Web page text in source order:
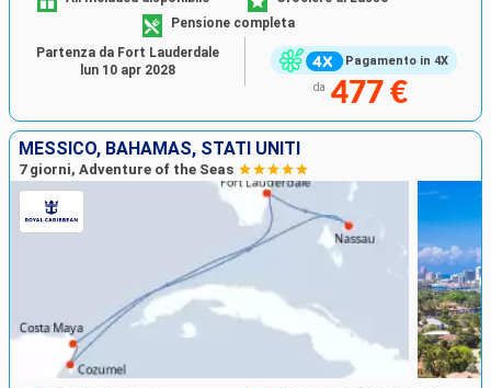
Pagamento in 4X
Pensione completa
da 477 €
Partenza da Fort Lauderdale
lun 10 apr 2028
MESSICO, BAHAMAS, STATI UNITI
7 giorni, Adventure of the Seas